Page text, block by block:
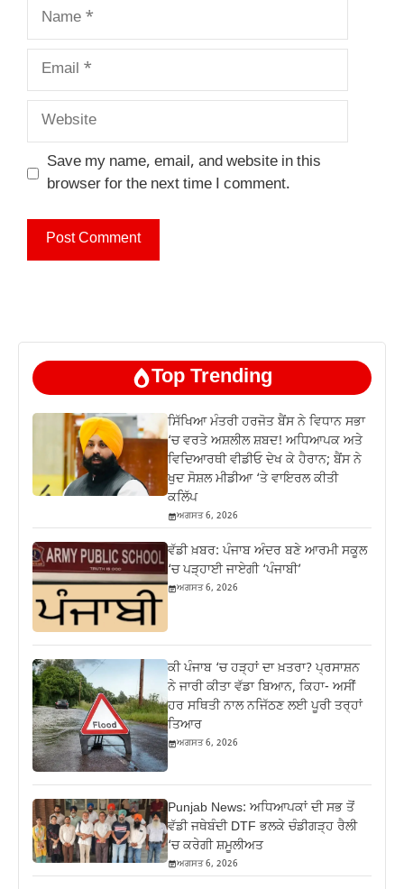
Name
Email
Website
Save my name, email, and website in this
browser for the next time I comment.
Top Trending
ਸਿੱਖਿਆ ਮੰਤਰੀ ਹਰਜੋਤ ਬੈਂਸ ਨੇ ਵਿਧਾਨ ਸਭਾ
‘ਚ ਵਰਤੇ ਅਸ਼ਲੀਲ ਸ਼ਬਦ! ਅਧਿਆਪਕ ਅਤੇ
ਵਿਦਿਆਰਥੀ ਵੀਡੀਓ ਦੇਖ ਕੇ ਹੈਰਾਨ; ਬੈਂਸ ਨੇ
ਖੁਦ ਸੋਸ਼ਲ ਮੀਡੀਆ ‘ਤੇ ਵਾਇਰਲ ਕੀਤੀ
ਕਲਿੱਪ
ਅਗਸਤ 6, 2026
ਵੱਡੀ ਖ਼ਬਰ: ਪੰਜਾਬ ਅੰਦਰ ਬਣੇ ਆਰਮੀ ਸਕੂਲ
‘ਚ ਪੜ੍ਹਾਈ ਜਾਏਗੀ ‘ਪੰਜਾਬੀ’
ਅਗਸਤ 6, 2026
ਕੀ ਪੰਜਾਬ ‘ਚ ਹੜ੍ਹਾਂ ਦਾ ਖ਼ਤਰਾ? ਪ੍ਰਸਾਸ਼ਨ
ਨੇ ਜਾਰੀ ਕੀਤਾ ਵੱਡਾ ਬਿਆਨ, ਕਿਹਾ- ਅਸੀਂ
ਹਰ ਸਥਿਤੀ ਨਾਲ ਨਜਿੱਠਣ ਲਈ ਪੂਰੀ ਤਰ੍ਹਾਂ
ਤਿਆਰ
ਅਗਸਤ 6, 2026
Punjab News: ਅਧਿਆਪਕਾਂ ਦੀ ਸਭ ਤੋਂ
ਵੱਡੀ ਜਥੇਬੰਦੀ DTF ਭਲਕੇ ਚੰਡੀਗੜ੍ਹ ਰੈਲੀ
‘ਚ ਕਰੇਗੀ ਸ਼ਮੂਲੀਅਤ
ਅਗਸਤ 6, 2026